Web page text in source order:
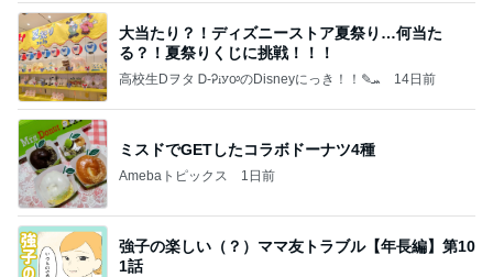
大当たり？！ディズニーストア夏祭り…何当た
る？！夏祭りくじに挑戦！！！
高校生Dヲタ Ꭰ-ᎮꭵꭹꭴのDisneyにっき！！✎ܚ 14日前
ミスドでGETしたコラボドーナツ4種
Amebaトピックス 1日前
強子の楽しい（？）ママ友トラブル【年長編】第10
1話